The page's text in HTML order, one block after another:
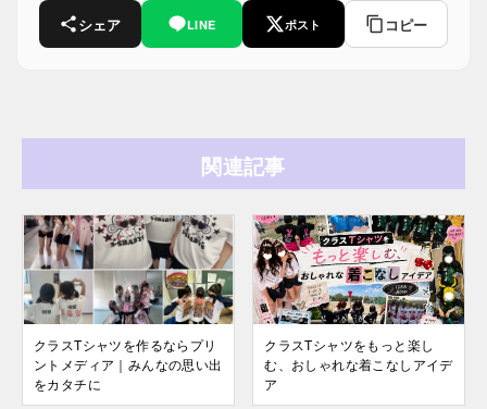
シェア LINE ポスト コピー
関連記事
クラスTシャツを作るならプリ
ントメディア｜みんなの思い出
をカタチに
クラスTシャツをもっと楽し
む、おしゃれな着こなしアイデ
ア